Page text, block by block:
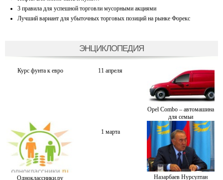
3 правила для успешной торговли мусорными акциями
Лучший вариант для убыточных торговых позиций на рынке Форекс
ЭНЦИКЛОПЕДИЯ
Курс фунта к евро 11 апреля
Opel Combo – автомашина
для семьи
Одноклассники.ру
1 марта
Назарбаев Нурсултан